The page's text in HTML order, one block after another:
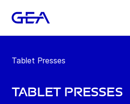
Tablet Presses
Tablet Presses